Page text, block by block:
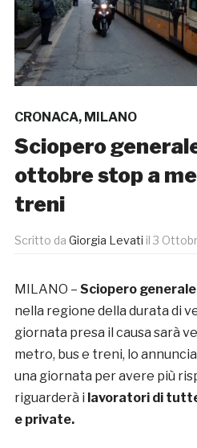
CRONACA, MILANO
Sciopero
ottobre stop a
treni
Scritto da Giorgia Levati il 3
MILANO – Sciopero generale
nella regione della durata di
giornata presa il causa sarà
metro, bus e treni, lo
una giornata per avere più
riguarderà i lavoratori di
e private.